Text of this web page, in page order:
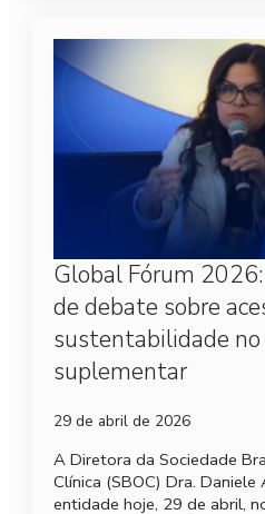
Global Fórum
de debate sobre
sustentabilidade
suplementar
29 de abril de 2026
A Diretora da Sociedade
Clínica (SBOC) Dra.
entidade hoje, 29 de abril,